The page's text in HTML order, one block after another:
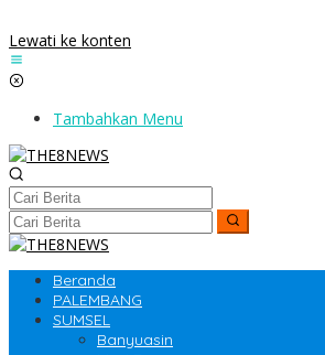
Lewati ke konten
Tambahkan Menu
Beranda
PALEMBANG
SUMSEL
Banyuasin